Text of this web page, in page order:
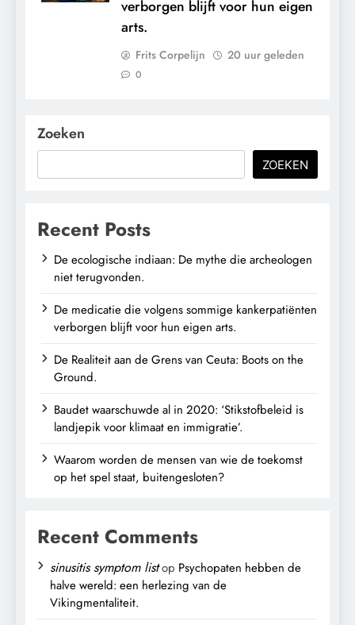
verborgen blijft voor hun eigen
arts.
Frits Corpelijn 20 uur geleden
0
Zoeken
ZOEKEN
Recent Posts
De ecologische indiaan: De mythe die archeologen
niet terugvonden.
De medicatie die volgens sommige kankerpatiënten
verborgen blijft voor hun eigen arts.
De Realiteit aan de Grens van Ceuta: Boots on the
Ground.
Baudet waarschuwde al in 2020: ‘Stikstofbeleid is
landjepik voor klimaat en immigratie’.
Waarom worden de mensen van wie de toekomst
op het spel staat, buitengesloten?
Recent Comments
sinusitis symptom listop Psychopaten hebben de
halve wereld: een herlezing van de
Vikingmentaliteit.